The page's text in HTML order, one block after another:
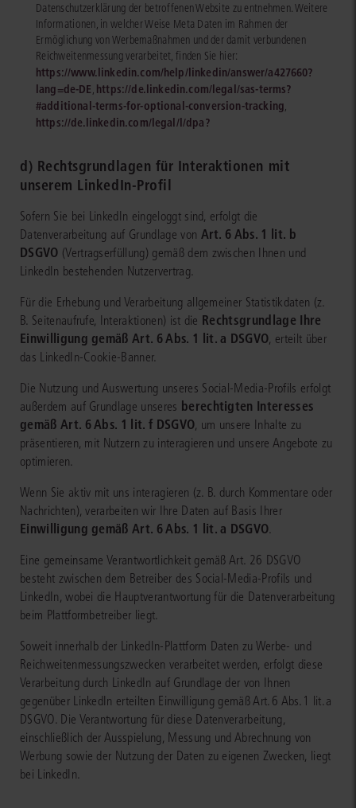
Datenschutzerklärung der betroffenen Website zu entnehmen. Weitere
Informationen, in welcher Weise Meta Daten im Rahmen der
Ermöglichung von Werbemaßnahmen und der damit verbundenen
Reichweitenmessung verarbeitet, finden Sie hier:
https://www.linkedin.com/help/linkedin/answer/a427660?
lang=de-DE, https://de.linkedin.com/legal/sas-terms?
#additional-terms-for-optional-conversion-tracking,
https://de.linkedin.com/legal/l/dpa?
d) Rechtsgrundlagen für Interaktionen mit
unserem LinkedIn-Profil
Sofern Sie bei LinkedIn eingeloggt sind, erfolgt die
Datenverarbeitung auf Grundlage von Art. 6 Abs. 1 lit. b
DSGVO (Vertragserfüllung) gemäß dem zwischen Ihnen und
LinkedIn bestehenden Nutzervertrag.
Für die Erhebung und Verarbeitung allgemeiner Statistikdaten (z.
B. Seitenaufrufe, Interaktionen) ist die Rechtsgrundlage Ihre
Einwilligung gemäß Art. 6 Abs. 1 lit. a DSGVO , erteilt über
das LinkedIn-Cookie-Banner.
Die Nutzung und Auswertung unseres Social-Media-Profils erfolgt
außerdem auf Grundlage unseres berechtigten Interesses
gemäß Art. 6 Abs. 1 lit. f DSGVO , um unsere Inhalte zu
präsentieren, mit Nutzern zu interagieren und unsere Angebote zu
optimieren.
Wenn Sie aktiv mit uns interagieren (z. B. durch Kommentare oder
Nachrichten), verarbeiten wir Ihre Daten auf Basis Ihrer
Einwilligung gemäß Art. 6 Abs. 1 lit. a DSGVO
Eine gemeinsame Verantwortlichkeit gemäß Art. 26 DSGVO
besteht zwischen dem Betreiber des Social-Media-Profils und
LinkedIn, wobei die Hauptverantwortung für die Datenverarbeitung
beim Plattformbetreiber liegt.
Soweit innerhalb der LinkedIn‑Plattform Daten zu Werbe‑ und
Reichweitenmessungszwecken verarbeitet werden, erfolgt diese
Verarbeitung durch LinkedIn auf Grundlage der von Ihnen
gegenüber LinkedIn erteilten Einwilligung gemäß Art. 6 Abs. 1 lit. a
DSGVO. Die Verantwortung für diese Datenverarbeitung,
einschließlich der Ausspielung, Messung und Abrechnung von
Werbung sowie der Nutzung der Daten zu eigenen Zwecken, liegt
bei LinkedIn.